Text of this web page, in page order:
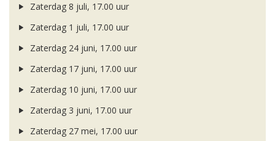
Zaterdag 8 juli, 17.00 uur
Zaterdag 1 juli, 17.00 uur
Zaterdag 24 juni, 17.00 uur
Zaterdag 17 juni, 17.00 uur
Zaterdag 10 juni, 17.00 uur
Zaterdag 3 juni, 17.00 uur
Zaterdag 27 mei, 17.00 uur